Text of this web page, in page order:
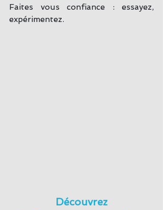
Faites vous confiance : essayez,
expérimentez.
Découvrez